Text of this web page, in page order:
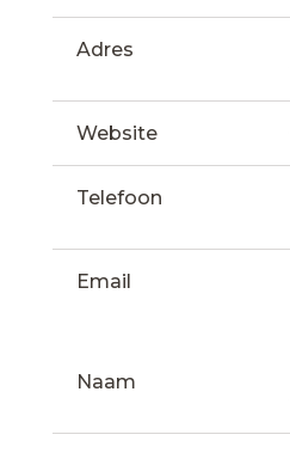
Adres
Website
Telefoon
Email
Naam